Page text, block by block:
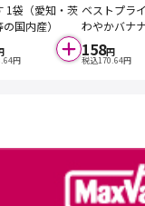
1袋（愛知・茨
国内産）
円
ベストプラ
わやかバナ
（フィリピ
荷状況によ
158円
税込170.64円